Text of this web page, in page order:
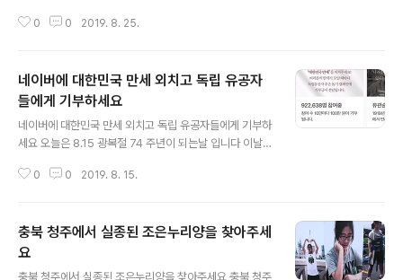
리스에서 48시간을 살아 남았다고 한다 구리에서는 코로
리를 데리고 산책을 나갔던 인아양 부모님이 특히 맘고생
지인인 입장으로 줄리보다는 인아양 엄마가 더 걱정됐었거
든요 줄리를 찾기 위해서 잃어버린곳 근처에 인아의 옷을
뒀었는데요매번 사라지더래요아마 청소하시는 분들이 치
우셨었나봐요 그래서 이번에는 문구와 함께 곳곳에 옷을
서 겨우 100m 떨어진 곳에서 줄리를 발견했다네요~^^역
0 0 2019. 8. 25.
네이버에 대한민국 만세 외치고 독립 유공자
들에게 기부하세요
네이버에 대한민국 만세 외치고 독립 유공자들에게 기부하
세요 오늘은 8.15 광복절 74 주년이 되는날 입니다 이날을
이트 기사에 실려있어서 알게 됐어요 네이버에 음성검색
부해 독립유공자 분들에게 전달 한다고 합니다 네이버에
들어가서 초록색 마이크 모양을 터치하면 음성검색 서비스
가 켜지는데요 대한민국 만세 라고 외치면 참여 할 수 있답
0 0 2019. 8. 15.
충북 청주에서 실종된 조은누리양을 찾아주세
요
충북 청주에서 실종된 조은누리양을 찾아주세요 충북 청주